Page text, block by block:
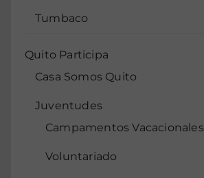
Tumbaco
Quito Participa
Casa Somos Quito
Juventudes
Campamentos Vacacionales
Voluntariado